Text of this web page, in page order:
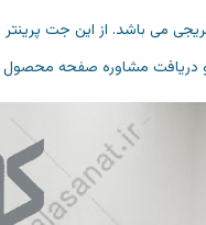
و دریافت مشاوره صفحه محصول